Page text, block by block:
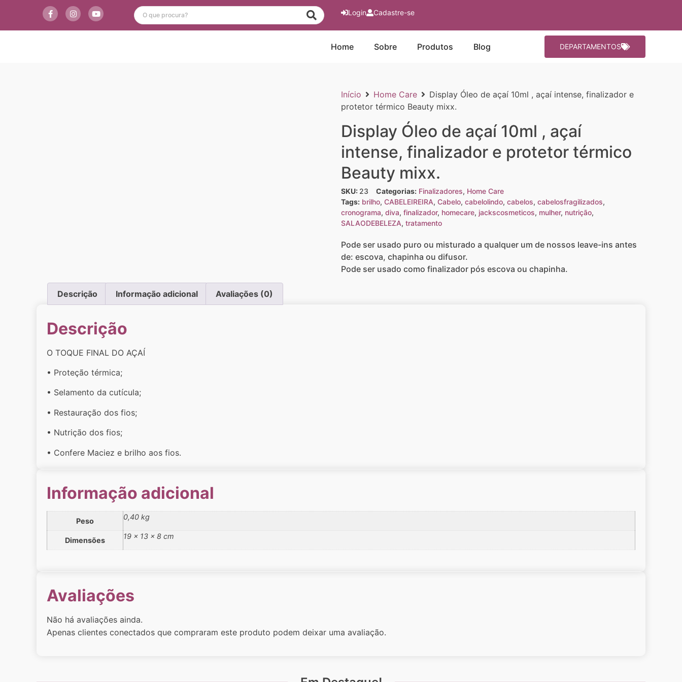
Login Cadastre-se
Home Sobre Produtos Blog DEPARTAMENTOS
Início Home Care
Display Óleo de açaí 10ml , açaí intense, finalizador e
protetor térmico Beauty mixx.
Display Óleo de açaí 10ml , açaí
intense, finalizador e protetor térmico
Beauty mixx.
SKU: 23 Categorias: Finalizadores, Home Care
Tags: brilho, CABELEIREIRA, Cabelo, cabelolindo, cabelos, cabelosfragilizados,
cronograma, diva, finalizador, homecare, jackscosmeticos, mulher, nutrição,
SALAODEBELEZA, tratamento
Pode ser usado puro ou misturado a qualquer um de nossos leave-ins antes
de: escova, chapinha ou difusor.
Pode ser usado como finalizador pós escova ou chapinha.
Descrição Informação adicional Avaliações (0)
Descrição
O TOQUE FINAL DO AÇAÍ
• Proteção térmica;
• Selamento da cutícula;
• Restauração dos fios;
• Nutrição dos fios;
• Confere Maciez e brilho aos fios.
Informação adicional
Peso 0,40 kg
Dimensões 19 × 13 × 8 cm
Avaliações
Não há avaliações ainda.
Apenas clientes conectados que compraram este produto podem deixar uma avaliação.